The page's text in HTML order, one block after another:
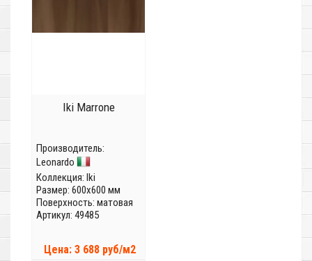
Iki Marrone
Производитель:
Leonardo
Коллекция: Iki
Размер: 600x600 мм
Поверхность: матовая
Артикул: 49485
Цена: 3 688 руб/м2